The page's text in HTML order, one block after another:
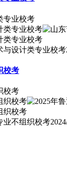
专业校考
与设计类专业校考
校考
校考
业不组织校考